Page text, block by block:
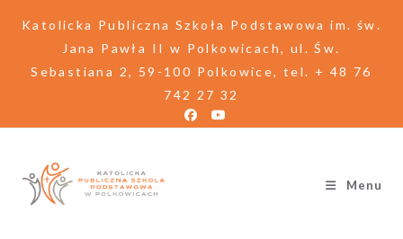
Katolicka Publiczna Szkoła Podstawowa im. św.
Jana Pawła II w Polkowicach, ul. Św.
Sebastiana 2, 59-100 Polkowice, tel. + 48 76
742 27 32
Menu